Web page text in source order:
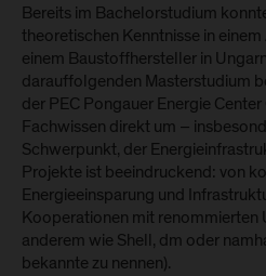
Bereits im Bachelorstudium
theoretischen Kenntnisse in
einem Baustoffhersteller in
darauffolgenden Masterstudium
der PEC Pongauer Energie
Fachwissen direkt um –
Schwerpunkt, der
Projekte ist beeindruckend: von
Energieeinsparung und
Kooperationen mit renommierten
anderem wie Shell, dm oder
bekannte zu nennen).